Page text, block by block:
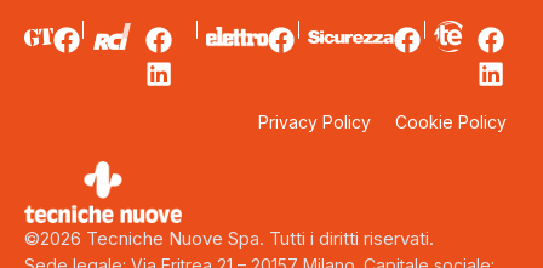
Privacy Policy Cookie Policy
©2026 Tecniche Nuove Spa. Tutti i diritti riservati.